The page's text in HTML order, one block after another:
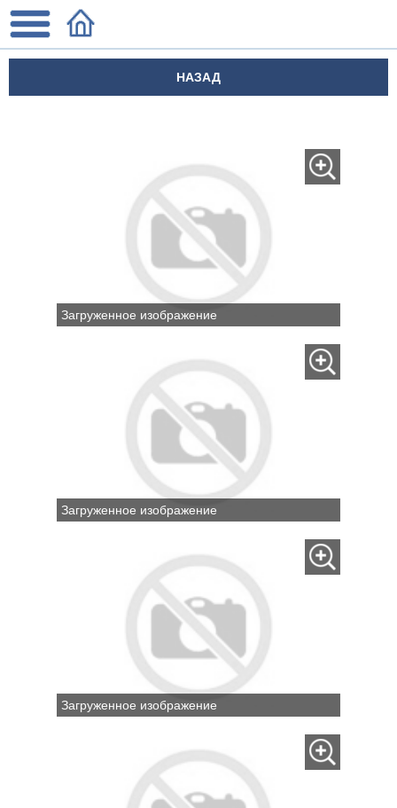
НАЗАД
Загруженное изображение
Загруженное изображение
Загруженное изображение